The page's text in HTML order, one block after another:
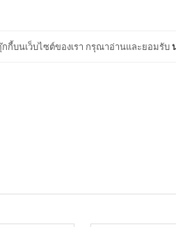
กกี้บนเว็บไซต์ของเรา กรุณาอ่านและยอมรับ